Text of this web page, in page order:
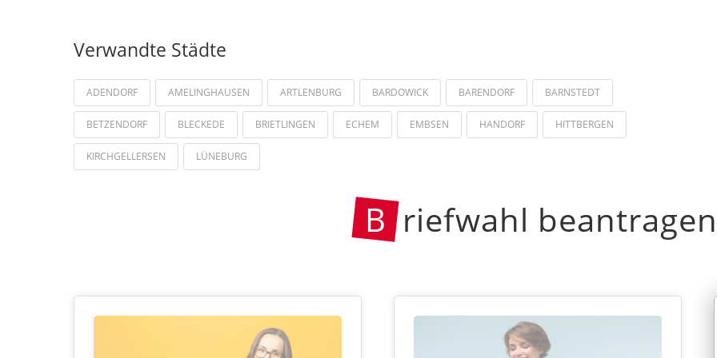
Verwandte Städte
ADENDORF AMELINGHAUSEN ARTLENBURG BARDOWICK BARENDORF BARNSTEDT
BETZENDORF BLECKEDE BRIETLINGEN ECHEM EMBSEN HANDORF HITTBERGEN
KIRCHGELLERSEN LÜNEBURG
B riefwahl beantragen